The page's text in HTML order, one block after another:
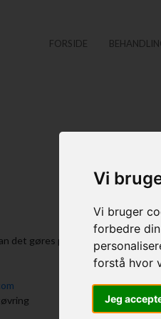
Vi
Vi bruger
forbedre
forstå hvor
Jeg
FORSIDE
det gøres på nedestående